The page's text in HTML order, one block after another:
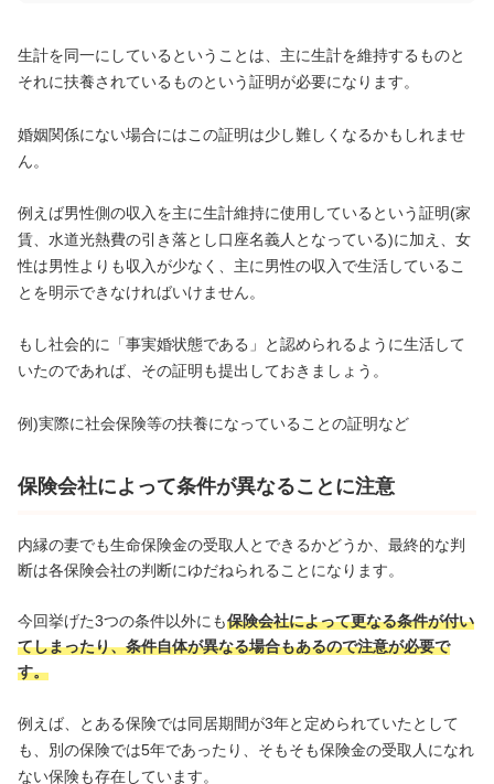
生計を同一にしているということは、主に生計を維持するものと
それに扶養されているものという証明が必要になります。
婚姻関係にない場合にはこの証明は少し難しくなるかもしれませ
ん。
例えば男性側の収入を主に生計維持に使用しているという証明(家
賃、水道光熱費の引き落とし口座名義人となっている)に加え、女
性は男性よりも収入が少なく、主に男性の収入で生活しているこ
とを明示できなければいけません。
もし社会的に「事実婚状態である」と認められるように生活して
いたのであれば、その証明も提出しておきましょう。
例)実際に社会保険等の扶養になっていることの証明など
保険会社によって条件が異なることに注意
内縁の妻でも生命保険金の受取人とできるかどうか、最終的な判
断は各保険会社の判断にゆだねられることになります。
今回挙げた3つの条件以外にも保険会社によって更なる条件が付い
てしまったり、条件自体が異なる場合もあるので注意が必要で
す。
例えば、とある保険では同居期間が3年と定められていたとして
も、別の保険では5年であったり、そもそも保険金の受取人になれ
ない保険も存在しています。